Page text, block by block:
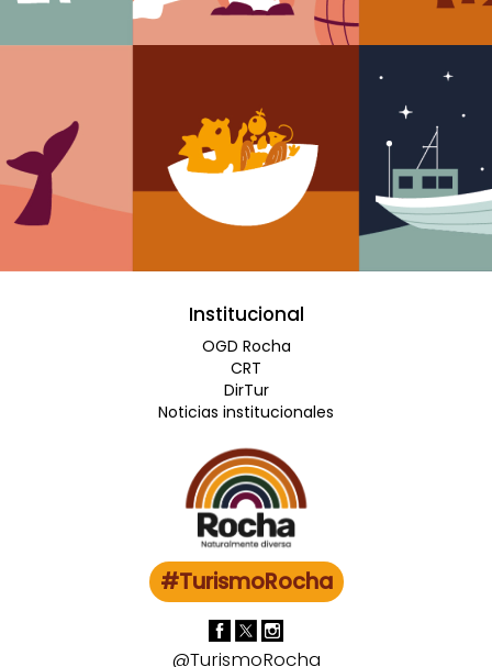
Institucional
OGD Rocha
CRT
DirTur
Noticias institucionales
#TurismoRocha
@TurismoRocha